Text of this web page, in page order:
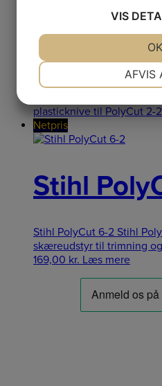
Stihl
Knive
plasticknive til PolyCut 2-
Netpris
Stihl
Stihl PolyCut 6-2 Stihl
skæreudstyr til trimning
169,00 kr. Læs mere
VIS
MARKETING
AFVIS
OK